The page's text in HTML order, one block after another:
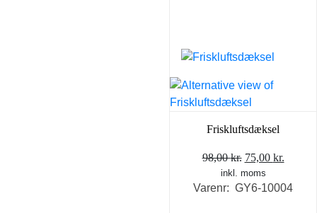
Friskluftsdæksel
98,00kr. Den
oprindelige
pris
75,00 kr.
pris
inkl. moms
Varenr: GY6-10004